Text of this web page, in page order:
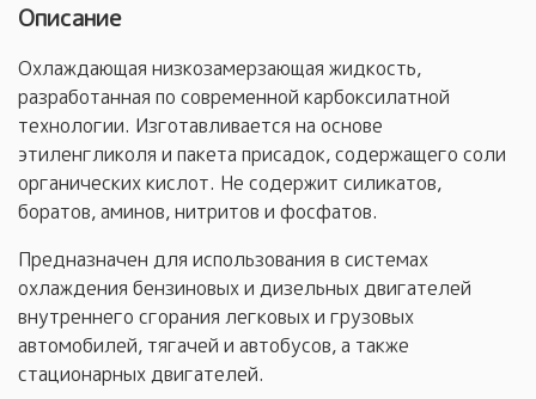
Описание
Охлаждающая низкозамерзающая жидкость,
разработанная по современной карбоксилатной
технологии. Изготавливается на основе
этиленгликоля и пакета присадок, содержащего соли
органических кислот. Не содержит силикатов,
боратов, аминов, нитритов и фосфатов.
Предназначен для использования в системах
охлаждения бензиновых и дизельных двигателей
внутреннего сгорания легковых и грузовых
автомобилей, тягачей и автобусов, а также
стационарных двигателей.